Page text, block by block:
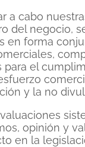
a cabo
del negocio,
en forma
para el
y la no
opinión y
en la